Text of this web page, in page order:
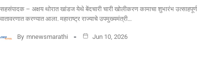
सहसंपादक – अक्षय थोरात खांडज येथे बेंदचारी चारी खोलीकरण कामाचा शुभारंभ उत्साहपूर्ण
वातावरणात करण्यात आला. महाराष्ट्र राज्याचे उपमुख्यमंत्री…
By mnewsmarathi Jun 10, 2026